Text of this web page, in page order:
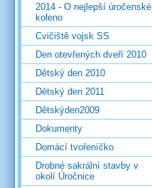
2014 - O nejlepší úročenské
koleno
Cvičiště vojsk SS
Den otevřených dveří 2010
Dětský den 2010
Dětský den 2011
Dětskýden2009
Dokumenty
Domácí tvořeníčko
Drobné sakrální stavby v
okolí Úročnice